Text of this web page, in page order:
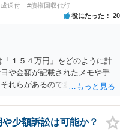
送付 #債権回収代行
役にたった 20
１５４万円」をどのように計
や金額が記載されたメモや手
れらがあるのであればメール
所であれば調査することは可
いては現在弁護士費用が自由化
少額訴訟は可能か？